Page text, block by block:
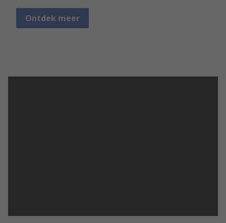
Ontdek meer